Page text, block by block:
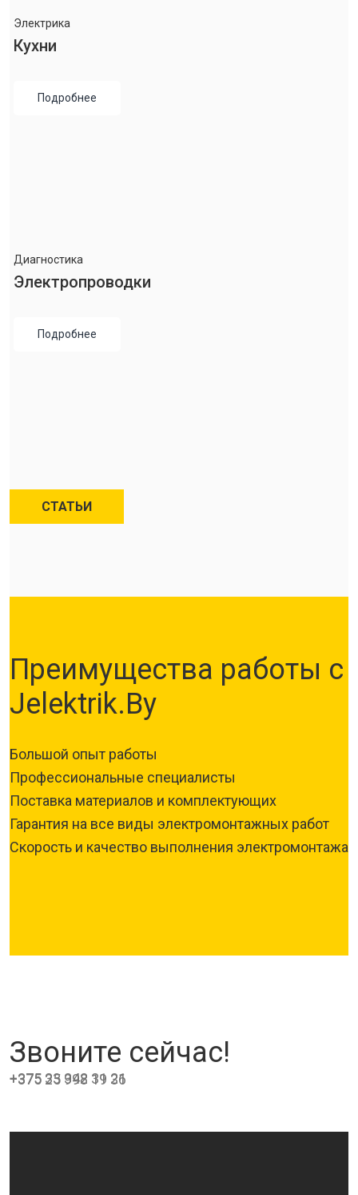
Электрика
Кухни
Подробнее
Диагностика
Электропроводки
Подробнее
СТАТЬИ
Преимущества работы с
Jelektrik.By
Большой опыт работы
Профессиональные специалисты
Поставка материалов и комплектующих
Гарантия на все виды электромонтажных работ
Скорость и качество выполнения электромонтажа
Звоните сейчас!
+375 33 342 31 21
+375 25 998 19 36